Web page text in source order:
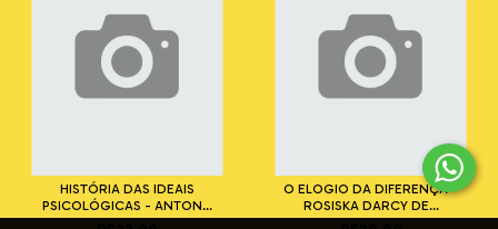
HISTÓRIA DAS IDEAIS
PSICOLÓGICAS - ANTON...
O ELOGIO DA DIFERENÇA -
ROSISKA DARCY DE...